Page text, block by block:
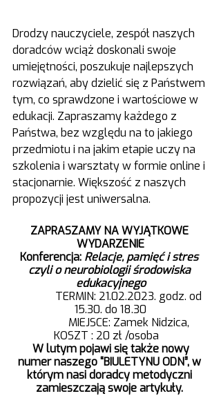
Drodzy nauczyciele, zespół naszych
doradców wciąż doskonali swoje
umiejętności, poszukuje najlepszych
rozwiązań, aby dzielić się z Państwem
tym, co sprawdzone i wartościowe w
edukacji. Zapraszamy każdego z
Państwa, bez względu na to jakiego
przedmiotu i na jakim etapie uczy na
szkolenia i warsztaty w formie online i
stacjonarnie. Większość z naszych
propozycji jest uniwersalna.
ZAPRASZAMY NA WYJĄTKOWE
WYDARZENIE
Konferencja: Relacje, pamięć i stres
czyli o neurobiologii środowiska
edukacyjnego
15.30. do 18.30
KOSZT : 20 zł /osoba
W lutym pojawi się także nowy
numer naszego “BIULETYNU ODN”, w
którym nasi doradcy metodyczni
zamieszczają swoje artykuły.